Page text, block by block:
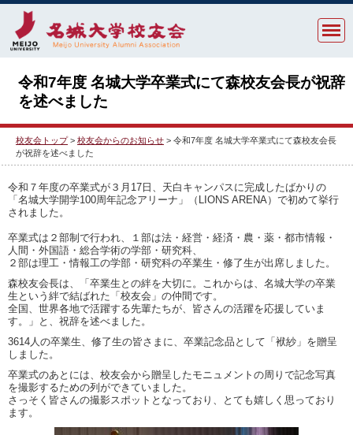
令和7年度 名城大学卒業式にて森校友会長が祝辞
を述べました
校友会トップ > 校友会からのお知らせ > 令和7年度 名城大学卒業式にて森校友会長
が祝辞を述べました
令和７年度の卒業式が３月17日、天白キャンパスに完成したばかりの
「名城大学開学100周年記念アリーナ」（LIONS ARENA）で初めて挙行
されました。
卒業式は２部制で行われ、
１部は法・経営・経済・農・薬・都市情報・
人間・外国語・総合学術の学部・研究科、
２部は理工・情報工の学部・研究科の卒業生・修了生が出席しました。
森校友会長は、
「卒業生との絆を大切に。これからは、名城大学の卒業
生という絆で結ばれた「校友会」の仲間です。
全国、世界各地で活躍する先輩たちが、皆さんの活躍を応援していま
す。」と、祝辞を述べました。
3614人の卒業生、修了生の皆さまに、卒業記念品として「袱紗」を贈呈
しました。
卒業式のあとには、校友会から贈呈したモニュメントの周りで記念写真
を撮影するための列ができていました。
さっそく皆さんの撮影スポットとなっており、とても嬉しく思っており
ます。